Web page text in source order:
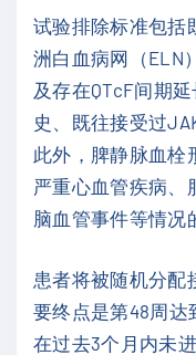
试验排除标准包括
洲白血病网（ELN
及存在QTcF间期
史、既往接受过
此外，脾静脉血栓
严重心血管疾病、
脑血管事件等情况
患者将被随机分配
要终点是第48周达
在过去3个月内未